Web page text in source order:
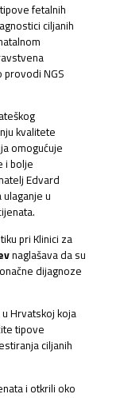
fetalnih
ciljanih
provodi NGS
kvalitete
omogućuje
i bolje
Edvard
u
pri Klinici za
naglašava da su
dijagnoze
Hrvatskoj koja
tipove
ciljanih
i otkrili oko